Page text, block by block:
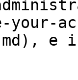
your-
e